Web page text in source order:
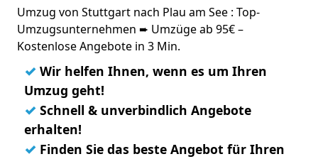
Umzug von Stuttgart nach Plau am See : Top-
Umzugsunternehmen ➨ Umzüge ab 95€ –
Kostenlose Angebote in 3 Min.
✓ Wir helfen Ihnen, wenn es um Ihren
Umzug geht!
✓ Schnell & unverbindlich Angebote
erhalten!
✓ Finden Sie das beste Angebot für Ihren